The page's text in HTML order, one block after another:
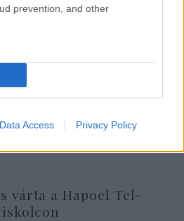
prevention, and other
Data Access Privacy Policy
várta a Hapoel Tel-